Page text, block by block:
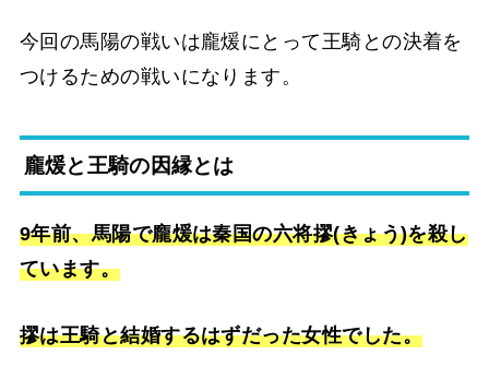
今回の馬陽の戦いは龐煖にとって王騎との決着を
つけるための戦いになります。
龐煖と王騎の因縁とは
9年前、馬陽で龐煖は秦国の六将摎(きょう)を殺し
ています。
摎は王騎と結婚するはずだった女性でした。